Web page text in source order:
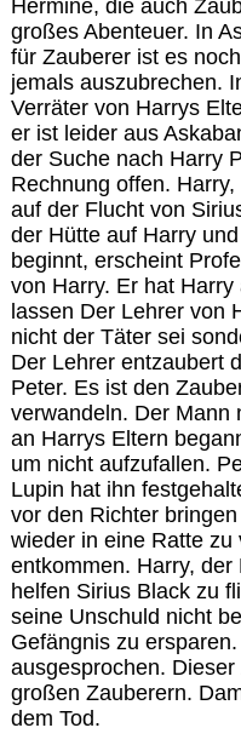
Hermine, die auch
großes Abenteuer. In
für Zauberer ist es
jemals auszubrechen.
Verräter von Harrys
er ist leider aus
der Suche nach Harry
Rechnung offen.
auf der Flucht von
der Hütte auf Harry
beginnt, erscheint
von Harry. Er hat
lassen Der Lehrer von
nicht der Täter sei
Der Lehrer entzaubert
Peter. Es ist den
verwandeln. Der Mann
an Harrys Eltern
um nicht aufzufallen.
Lupin hat ihn
vor den Richter
wieder in eine Ratte zu
entkommen. Harry,
helfen Sirius Black zu
seine Unschuld nicht
Gefängnis zu
ausgesprochen.
großen Zauberern.
dem Tod.